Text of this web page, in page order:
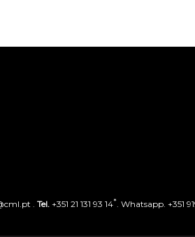
. Tel. +351 21 131 93 14*. Whatsapp. +351